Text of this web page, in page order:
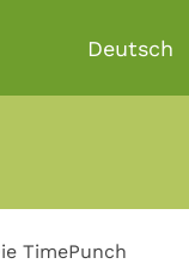
TimePunch